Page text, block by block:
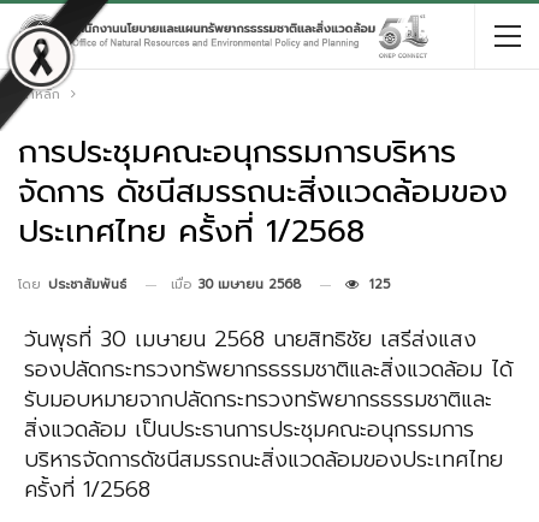
หน้าหลัก
การประชุมคณะอนุกรรมการบริหาร
จัดการ ดัชนีสมรรถนะสิ่งแวดล้อมของ
ประเทศไทย ครั้งที่ 1/2568
โดย ประชาสัมพันธ์ เมื่อ 30 เมษายน 2568 125
วันพุธที่ 30 เมษายน 2568 นายสิทธิชัย เสรีส่งแสง
รองปลัดกระทรวงทรัพยากรธรรมชาติและสิ่งแวดล้อม ได้
รับมอบหมายจากปลัดกระทรวงทรัพยากรธรรมชาติและ
สิ่งแวดล้อม เป็นประธานการประชุมคณะอนุกรรมการ
บริหารจัดการดัชนีสมรรถนะสิ่งแวดล้อมของประเทศไทย
ครั้งที่ 1/2568